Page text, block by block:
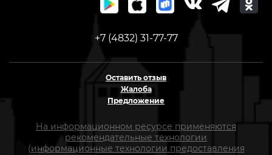
+7 (4832) 31-77-77
Оставить отзыв
Жалоба
Предложение
На информационном ресурсе применяются
рекомендательные технологии
(информационные технологии предоставления